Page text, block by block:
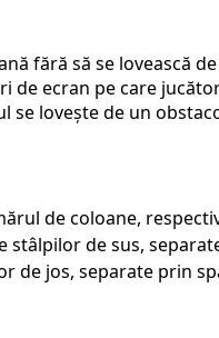
fără să se lovească
ecran pe care
se lovește de un
de coloane,
de sus,
de jos, separate prin